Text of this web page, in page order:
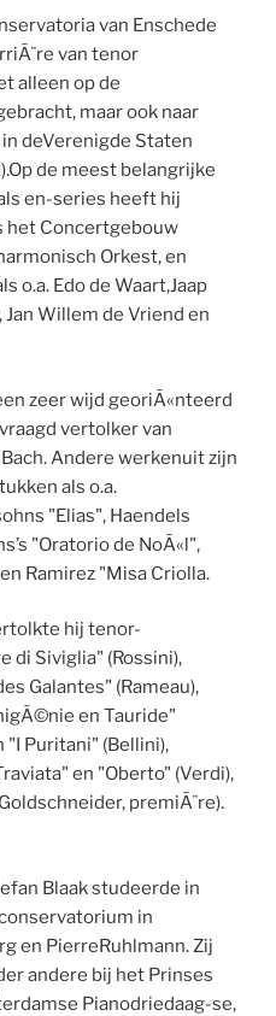
van Enschede
van tenor
alleen op de
maar ook naar
deVerenigde Staten
de meest belangrijke
en-series heeft hij
het Concertgebouw
Orkest, en
o.a. Edo de Waart,Jaap
Jan Willem de Vriend en
zeer wijd georiÃ«nteerd
vertolker van
Andere werkenuit zijn
als o.a.
"Elias", Haendels
"Oratorio de NoÃ«l",
Ramirez "Misa Criolla.
hij tenor-
di Siviglia" (Rossini),
Galantes" (Rameau),
en Tauride"
"I Puritani" (Bellini),
en "Oberto" (Verdi),
premiÃ¨re).
Blaak studeerde in
in
en PierreRuhlmann. Zij
andere bij het Prinses
Pianodriedaag-se,